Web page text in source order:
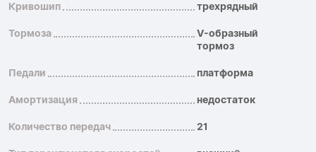
Кривошип трехрядный
Тормоза
V-образный
тормоз
Педали платформа
Амортизация недостаток
Количество передач 21